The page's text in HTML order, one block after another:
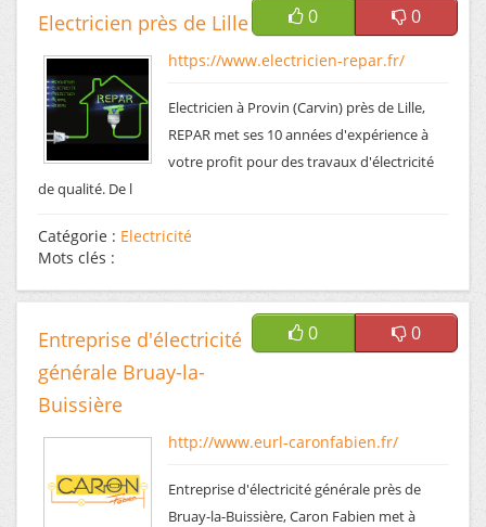
0 0
Electricien près de Lille
https://www.electricien-repar.fr/
Electricien à Provin (Carvin) près de Lille,
REPAR met ses 10 années d'expérience à
votre profit pour des travaux d'électricité
de qualité. De l
Catégorie : Electricité
Mots clés :
0 0
Entreprise d'électricité
générale Bruay-la-
Buissière
http://www.eurl-caronfabien.fr/
Entreprise d'électricité générale près de
Bruay-la-Buissière, Caron Fabien met à